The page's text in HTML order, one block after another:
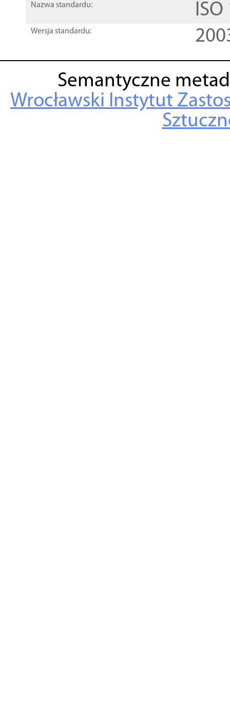
Nazwa standardu:
Wersja standardu:
Semantyczne
Wrocławski Instytut